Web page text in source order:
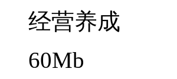
经营养成
60Mb